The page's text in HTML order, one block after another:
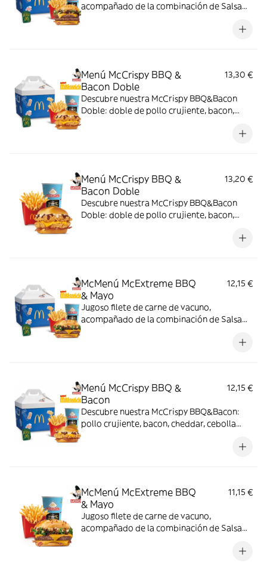
acompañado de la combinación de Salsa
doble de cheddar, lechuga fresca y tiras de
Menú McCrispy BBQ &
Bacon Doble
13,30 €
Descubre nuestra McCrispy BBQ&Bacon
Doble: doble de pollo crujiente, bacon,
Menú McCrispy BBQ &
Bacon Doble
13,20 €
Descubre nuestra McCrispy BBQ&Bacon
Doble: doble de pollo crujiente, bacon,
McMenú McExtreme BBQ
& Mayo
12,15 €
Jugoso filete de carne de vacuno,
acompañado de la combinación de Salsa
doble de cheddar, lechuga fresca y tiras de
Menú McCrispy BBQ &
Bacon
12,15 €
Descubre nuestra McCrispy BBQ&Bacon:
pollo crujiente, bacon, cheddar, cebolla
harina de trigo con copos de patata. ¡Sabor
McMenú McExtreme BBQ
& Mayo
11,15 €
Jugoso filete de carne de vacuno,
acompañado de la combinación de Salsa
doble de cheddar, lechuga fresca y tiras de